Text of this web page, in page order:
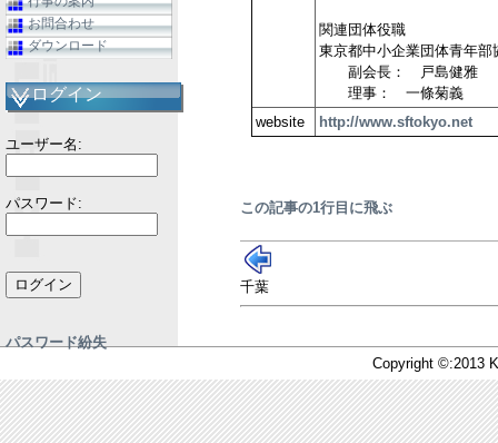
お問合わせ
ダウンロード
ログイン
ユーザー名:
パスワード:
パスワード紛失
関連団体役職
東京都中小企業団体青年部
副会長： 戸島健雅
理事： 一條菊義
website
http://www.sftokyo.net
この記事の1行目に飛ぶ
千葉
Copyright ©:2013